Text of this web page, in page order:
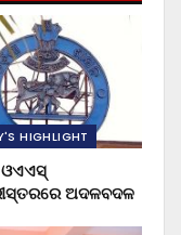
HIGHLIGHT
ଅଦଳବଦଳ